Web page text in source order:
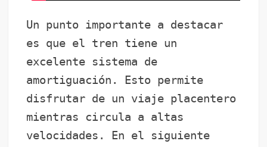
Un punto importante a destacar
es que el tren tiene un
excelente sistema de
amortiguación. Esto permite
disfrutar de un viaje placentero
mientras circula a altas
velocidades. En el siguiente